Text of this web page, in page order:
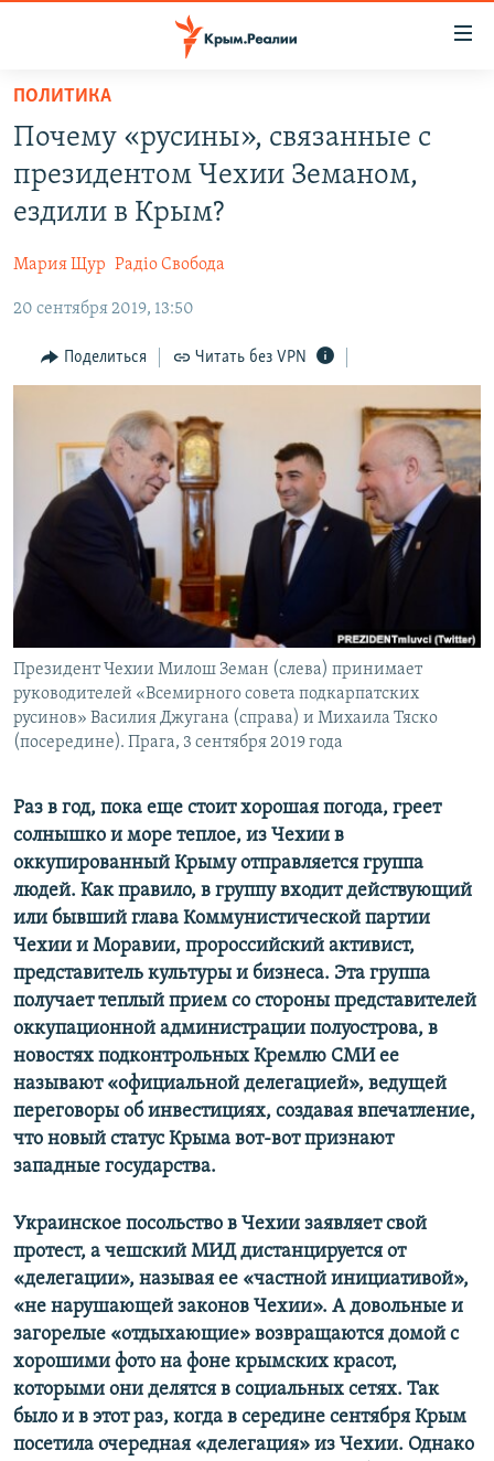
Вернуться
основному
содержанию
Вернутся
главной
навигации
Вернутся
поиску
СПЕЦПРОЕКТЫ
11 ЛЕТ ОККУПАЦИИ КРЫМА. 11 ИСТОРИЙ СОПРОТИВЛЕНИЯ
ВОДА
ЕЩЕ
ИНТЕРАКТИВ
ИНФОГРАФИКА
СОВЕТЫ ПРАВОЗАЩИТНИКОВ
ПРОПАВШИЕ БЕЗ ВЕСТИ
ПОБЕДИТЕЛЕЙ НЕ СУДЯТ?
КРЫМ.НЕПОКОРЕННЫЙ
УКРАИНСКАЯ ПРОБЛЕМА КРЫМА
РАДІО СВОБОДА
КАК ОБОЙТИ БЛОКИРОВКУ
Українською
Qırımtatar
ПРИСОЕДИНЯЙТЕСЬ!
Все сайты RFE/RL
ПОЛИТИКА
Почему «русины», связанные с
президентом Чехии Земаном,
ездили в Крым?
Мария Щур Радіо Свобода
20 сентября 2019, 13:50
Поделиться Читать без VPN
Президент Чехии Милош Земан (слева) принимает
руководителей «Всемирного совета подкарпатских
русинов» Василия Джугана (справа) и Михаила Тяско
(посередине). Прага, 3 сентября 2019 года
Раз в год, пока еще стоит хорошая погода, греет
солнышко и море теплое, из Чехии в
оккупированный Крыму отправляется группа
людей. Как правило, в группу входит действующий
или бывший глава Коммунистической партии
Чехии и Моравии, пророссийский активист,
представитель культуры и бизнеса. Эта группа
получает теплый прием со стороны представителей
оккупационной администрации полуострова, в
новостях подконтрольных Кремлю СМИ ее
называют «официальной делегацией», ведущей
переговоры об инвестициях, создавая впечатление,
что новый статус Крыма вот-вот признают
западные государства.
Украинское посольство в Чехии заявляет свой
протест, а чешский МИД дистанцируется от
«делегации», называя ее «частной инициативой»,
«не нарушающей законов Чехии». А довольные и
загорелые «отдыхающие» возвращаются домой с
хорошими фото на фоне крымских красот,
которыми они делятся в социальных сетях. Так
было и в этот раз, когда в середине сентября Крым
посетила очередная «делегация» из Чехии. Однако